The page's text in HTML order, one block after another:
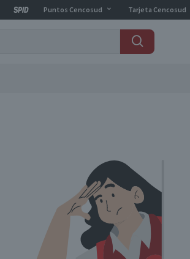
Puntos Cencosud Tarjeta Cencosud